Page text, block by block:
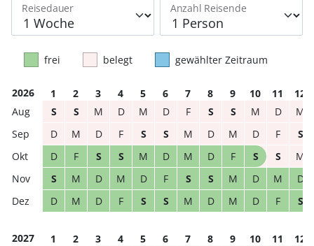
Reisedauer Anzahl Reisende
frei belegt gewählter Zeitraum
2026 1 2 3 4 5 6 7 8 9 10 11
12
S
S M D M D F S S M D
M
D
M D F S S M D M D F
S
D
F S S M D M D F S S
M
S
M D M D F S S M D M
D
D
M D F S S M D M D F S
2027 1 2 3 4 5 6 7 8 9 10 11
12